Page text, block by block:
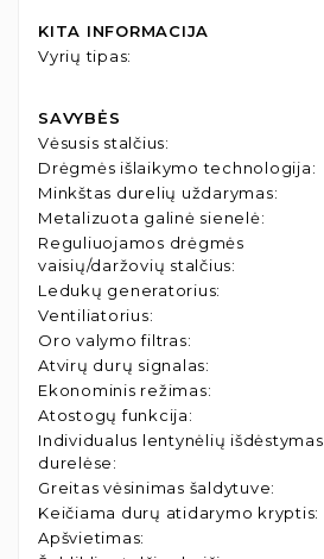
KITA INFORMACIJA
Vyrių tipas:
SAVYBĖS
Vėsusis stalčius:
Drėgmės išlaikymo technologija:
Minkštas durelių uždarymas:
Metalizuota galinė sienelė:
Reguliuojamos drėgmės
vaisių/daržovių stalčius:
Ledukų generatorius:
Ventiliatorius:
Oro valymo filtras:
Atvirų durų signalas:
Ekonominis režimas:
Atostogų funkcija:
Individualus lentynėlių išdėstymas
durelėse:
Greitas vėsinimas šaldytuve:
Keičiama durų atidarymo kryptis:
Apšvietimas: